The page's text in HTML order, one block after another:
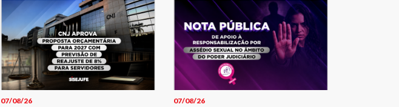
07/08/26 07/08/26